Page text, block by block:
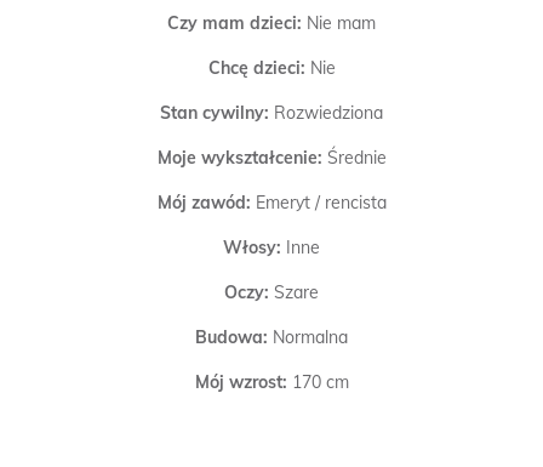
Czy mam dzieci: Nie mam
Chcę dzieci: Nie
Stan cywilny: Rozwiedziona
Moje wykształcenie: Średnie
Mój zawód: Emeryt / rencista
Włosy: Inne
Oczy: Szare
Budowa: Normalna
Mój wzrost: 170 cm